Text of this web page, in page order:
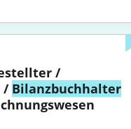
/
/ Bilanzbuchhalter